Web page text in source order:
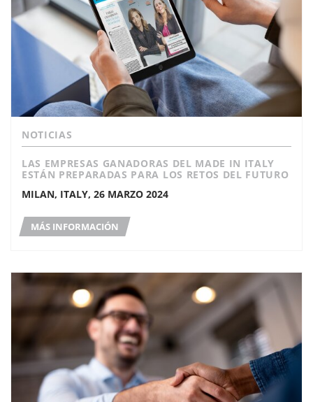
NOTICIAS
LAS EMPRESAS GANADORAS DEL MADE IN ITALY
ESTÁN PREPARADAS PARA LOS RETOS DEL FUTURO
MILAN, ITALY, 26 MARZO 2024
MÁS INFORMACIÓN